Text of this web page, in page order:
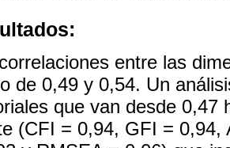
entre las
de 0,49 y 0,54. Un
que van desde 0,47
(CFI = 0,94, GFI =